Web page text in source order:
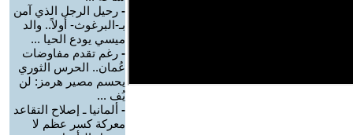
- رحيل الرجل الذي آمن
بـ-البرغوث- أولاً.. والد
ميسي يودع الحيا ...
- رغم تقدم مفاوضات
عُمان.. الحرس الثوري
يحسم مصير هرمز: لن
يُف ...
- ألمانيا ـ إصلاح التقاعد
معركة كسر عظم لا